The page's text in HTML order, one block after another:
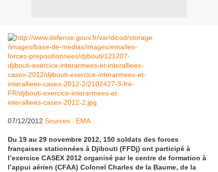
07/12/2012 Sources : EMA
Du 19 au 29 novembre 2012, 150 soldats des forces
françaises stationnées à Djibouti (FFDj) ont participé à
l’exercice CASEX 2012 organisé par le centre de formation à
l’appui aérien (CFAA) Colonel Charles de la Baume, de la